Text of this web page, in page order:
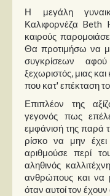
Στήλες
Polls
Small Talk
Blog
Η μεγάλη
Καλιφορνέζα Beth
καιρούς
Θα προτιμήσω να
συγκρίσεων αφού
ξεχωριστός, μιας και
που κατ' επέκταση
Επιπλέον της
γεγονός πως
εμφάνισή της παρά
ρίσκο να μην
αριθμούσε περί
αληθινός
ανθρώπους και να
όταν αυτοί τον